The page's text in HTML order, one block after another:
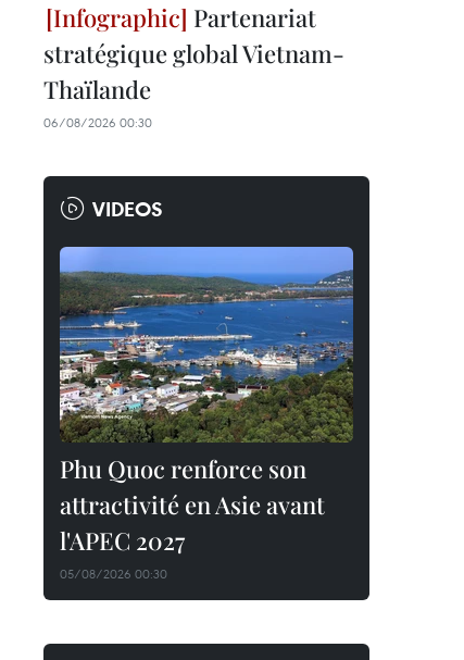
Partenariat
stratégique global Vietnam-
Thaïlande
06/08/2026 00:30
VIDEOS
Phu Quoc renforce son
attractivité en Asie avant
l'APEC 2027
05/08/2026 00:30